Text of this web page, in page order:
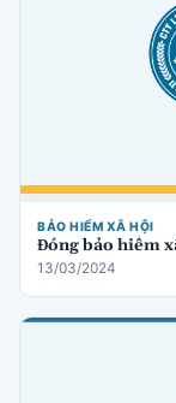
BẢO HIỂM XÃ HỘI
Đóng bảo hiểm
13/03/2024